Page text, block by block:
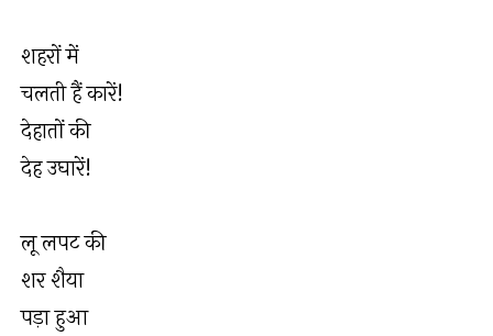
शहरों में
चलती हैं कारें!
देहातों की
देह उघारें!
लू लपट की
शर शैया
पड़ा हुआ